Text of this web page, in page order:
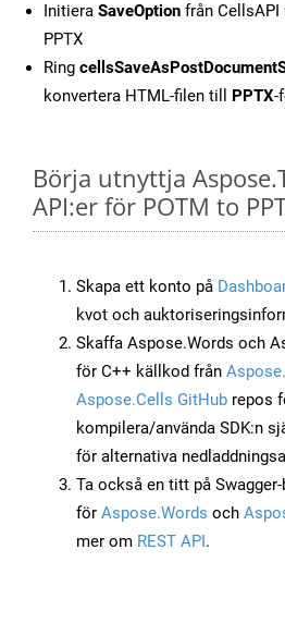
Initiera SaveOption från CellsAPI
PPTX
Ring
konvertera HTML-filen till PPTX-
Börja utnyttja
API:er för POTM to
Skapa ett konto på
kvot och
Skaffa Aspose.Words och
för C++ källkod från
Aspose.Cells GitHub repos
kompilera/använda SDK:n
för alternativa
Ta också en titt på
för Aspose.Words och
mer om REST API.